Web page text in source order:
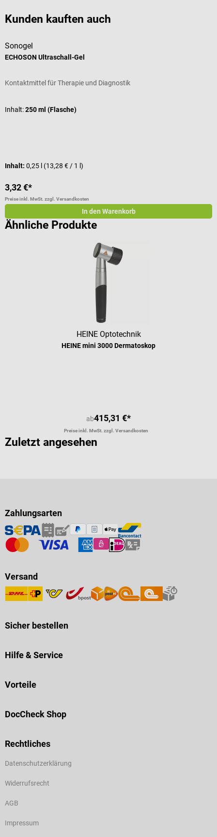
Kunden kauften auch
Sonogel
ECHOSON Ultraschall-Gel
Kontaktmittel für Therapie und Diagnostik
Inhalt:250 ml (Flasche)
Inhalt: 0,25 l (13,28 € / 1 l)
3,32 €*
Preise inkl. MwSt. zzgl. Versandkosten
In den Warenkorb
Ähnliche Produkte
HEINE Optotechnik
HEINE mini 3000 Dermatoskop
ab415,31 €*
Preise inkl. MwSt. zzgl. Versandkosten
Zuletzt angesehen
Zahlungsarten
Versand
Sicher bestellen
Hilfe & Service
Vorteile
DocCheck Shop
Rechtliches
Datenschutzerklärung
Widerrufsrecht
AGB
Impressum